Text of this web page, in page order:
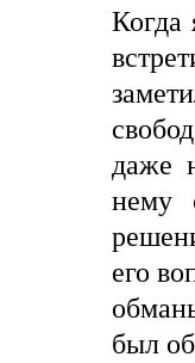
даже
нему
его
был